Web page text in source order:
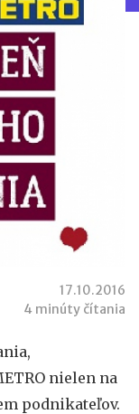
17.10.2016
4 minúty čítania
nielen na
podnikateľov.